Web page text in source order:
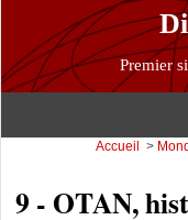
Premier
Accueil >
9 - OTAN,